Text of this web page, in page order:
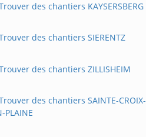
des chantiers KAYSERSBERG
des chantiers SIERENTZ
des chantiers ZILLISHEIM
des chantiers SAINTE-CROIX-
PLAINE